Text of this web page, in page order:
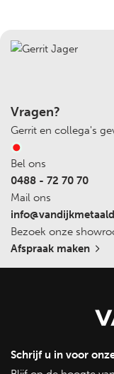
Voordelen van
onze ramen
uitstekende
binnenomgeving
Duurzaam en
hoogwaardig
bestand tegen
product verlengt.
Authentiek en
stalramen
traditionele
Vragen?
Gerrit en collega's
Bel ons
0488 - 72 70 70
Mail ons
Bezoek onze
Afspraak maken
Schrijf u in voor